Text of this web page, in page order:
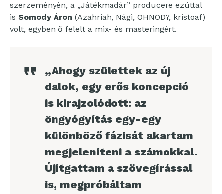
szerzeményén, a „Játékmadár” producere ezúttal
is Somody Áron (Azahriah, Nági, OHNODY, kristoaf)
volt, egyben ő felelt a mix- és masteringért.
„Ahogy születtek az új
dalok, egy erős koncepció
is kirajzolódott: az
öngyógyítás egy-egy
különböző fázisát akartam
megjeleníteni a számokkal.
Újítgattam a szövegírással
is, megpróbáltam